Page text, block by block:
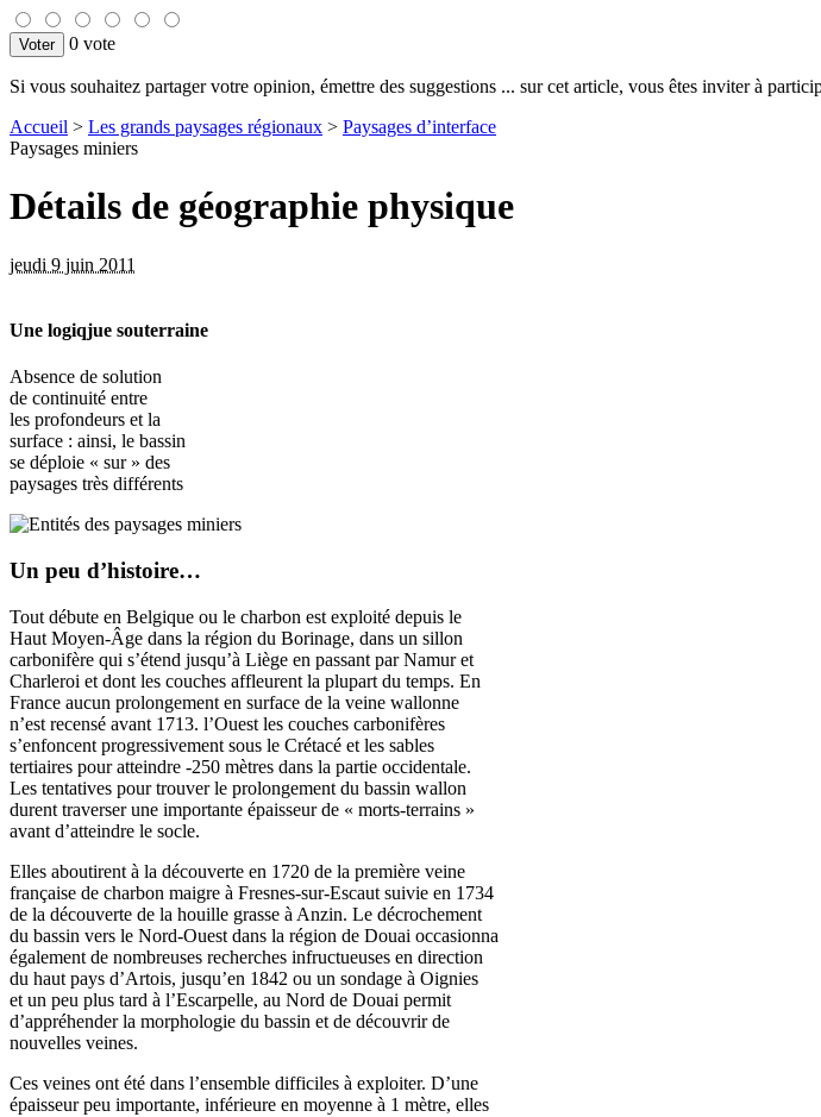
0 vote
Si vous souhaitez partager votre opinion, émettre des suggestions ... sur cet article, vous êtes inviter à
Accueil > Les grands paysages régionaux > Paysages d’interface
Paysages miniers
Détails de géographie physique
jeudi 9 juin 2011
Une logiqjue souterraine
Absence de solution
de continuité entre
les profondeurs et la
surface : ainsi, le bassin
se déploie « sur » des
paysages très différents
Un peu d’histoire…
Tout débute en Belgique ou le charbon est exploité depuis le
Haut Moyen-Âge dans la région du Borinage, dans un sillon
carbonifère qui s’étend jusqu’à Liège en passant par Namur et
Charleroi et dont les couches affleurent la plupart du temps. En
France aucun prolongement en surface de la veine wallonne
n’est recensé avant 1713. l’Ouest les couches carbonifères
s’enfoncent progressivement sous le Crétacé et les sables
tertiaires pour atteindre -250 mètres dans la partie occidentale.
Les tentatives pour trouver le prolongement du bassin wallon
durent traverser une importante épaisseur de « morts-terrains »
avant d’atteindre le socle.
Elles aboutirent à la découverte en 1720 de la première veine
française de charbon maigre à Fresnes-sur-Escaut suivie en 1734
de la découverte de la houille grasse à Anzin. Le décrochement
du bassin vers le Nord-Ouest dans la région de Douai occasionna
également de nombreuses recherches infructueuses en direction
du haut pays d’Artois, jusqu’en 1842 ou un sondage à Oignies
et un peu plus tard à l’Escarpelle, au Nord de Douai permit
d’appréhender la morphologie du bassin et de découvrir de
nouvelles veines.
Ces veines ont été dans l’ensemble difficiles à exploiter. D’une
épaisseur peu importante, inférieure en moyenne à 1 mètre, elles